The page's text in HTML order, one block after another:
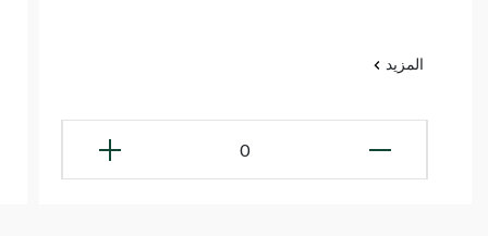
المزيد
0